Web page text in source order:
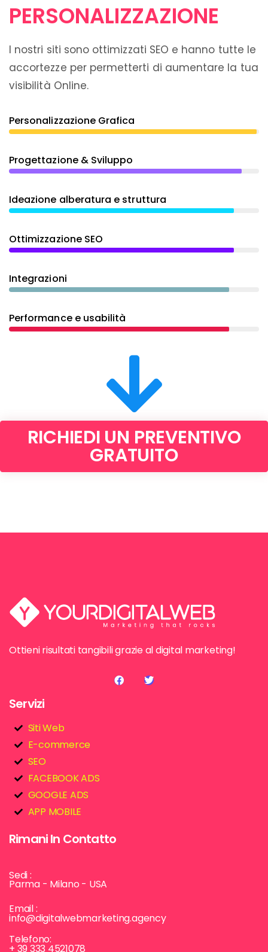
PERSONALIZZAZIONE
I nostri siti sono ottimizzati SEO e hanno tutte le
accortezze per permetterti di aumentare la tua
visibilità Online.
Personalizzazione Grafica
Progettazione & Sviluppo
Ideazione alberatura e struttura
Ottimizzazione SEO
Integrazioni
Performance e usabilità
RICHIEDI UN PREVENTIVO
GRATUITO
Ottieni risultati tangibili grazie al digital marketing!
Servizi
Siti Web
E-commerce
SEO
FACEBOOK ADS
GOOGLE ADS
APP MOBILE
Rimani In Contatto
Sedi :
Parma - Milano - USA
Email :
info@digitalwebmarketing.agency
Telefono:
+ 39 333 4521078